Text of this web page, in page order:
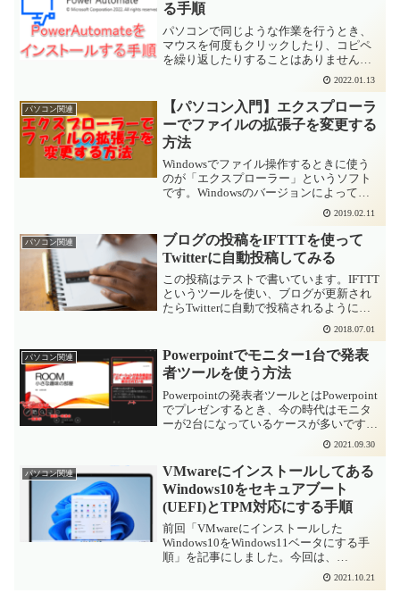
る手順
パソコンで同じような作業を行うとき、
マウスを何度もクリックしたり、コピペ
を繰り返したりすることはありませんか?
また、定期的に行っている作業は、自動
で実行してくれたら楽ですよね。
WindowsはGUIなのでマウスや画面の操作
が必要です。これを...
2022.01.13
パソコン関連
【パソコン入門】エクスプローラ
ーでファイルの拡張子を変更する
方法
Windowsでファイル操作するときに使う
のが「エクスプローラー」というソフト
です。Windowsのバージョンによって若
干の違いがありますが、通常はタスクバ
ーに表示されています。Windows7までだ
と、スタートボタンから「コンピュー
タ」や...
2019.02.11
パソコン関連
ブログの投稿をIFTTTを使って
Twitterに自動投稿してみる
この投稿はテストで書いています。IFTTT
というツールを使い、ブログが更新され
たらTwitterに自動で投稿されるように設
定してみました。アイキャッチ画像もい
っしょにアップされるようなのでうまく
いくといいのですが・・・
2018.07.01
パソコン関連
Powerpointでモニター1台で発表
者ツールを使う方法
Powerpointの発表者ツールとはPowerpoint
でプレゼンするとき、今の時代はモニタ
ーが2台になっているケースが多いです。
よくあるのが、ノートパソコンに付いて
いる外部モニタ出力(RGBやHDMI)にプロ
ジェクターをつなぐパターン。...
2021.09.30
パソコン関連
VMwareにインストールしてある
Windows10をセキュアブート
(UEFI)とTPM対応にする手順
前回「VMwareにインストールした
Windows10をWindows11ベータにする手
順」を記事にしました。今回は、
Windows11が正式リリースになったこと
を踏まえ、VMwareにインストールしてあ
2021.10.21